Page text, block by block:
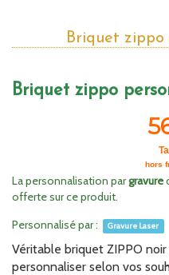
Briquet zippo
Briquet zippo
hors
La personnalisation pargravure
offerte sur ce produit.
Personnalisé par :
Gravure Laser
Véritable briquet ZIPPO
personnaliser selon vos